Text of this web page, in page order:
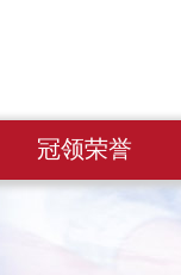
冠领荣誉